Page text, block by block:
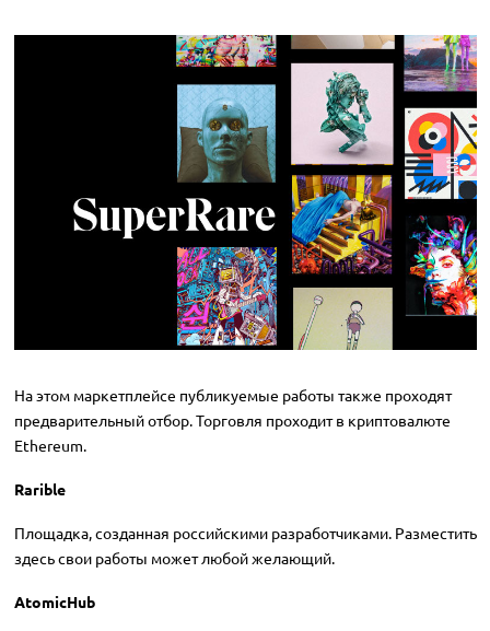
На этом маркетплейсе публикуемые работы также проходят
предварительный отбор. Торговля проходит в криптовалюте
Ethereum.
Rarible
Площадка, созданная российскими разработчиками. Разместить
здесь свои работы может любой желающий.
AtomicHub